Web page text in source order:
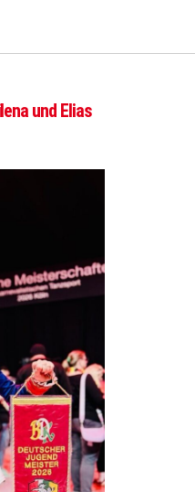
und Elias